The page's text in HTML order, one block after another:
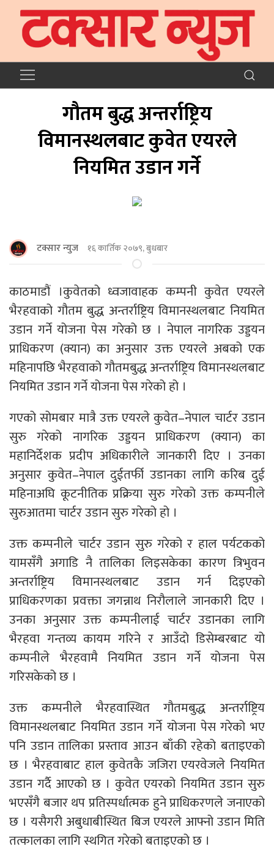
गौतम बुद्ध अन्तर्राष्ट्रिय
विमानस्थलबाट कुवेत एयरले
नियमित उडान गर्ने
टक्सार न्युज १६ कार्तिक २०७९, बुधबार
काठमाडौं ।कुवेतको ध्वजावाहक कम्पनी कुवेत एयरले
भैरहवाको गौतम बुद्ध अन्तर्राष्ट्रिय विमानस्थलबाट नियमित
उडान गर्ने योजना पेस गरेको छ । नेपाल नागरिक उड्डयन
प्राधिकरण (क्यान) का अनुसार उक्त एयरले अबको एक
महिनापछि भैरहवाको गौतमबुद्ध अन्तर्राष्ट्रिय विमानस्थलबाट
नियमित उडान गर्ने योजना पेस गरेको हो ।
गएको सोमबार मात्रै उक्त एयरले कुवेत–नेपाल चार्टर उडान
सुरु गरेको नागरिक उड्डयन प्राधिकरण (क्यान) का
महानिर्देशक प्रदीप अधिकारीले जानकारी दिए । उनका
अनुसार कुवेत–नेपाल दुईतर्फी उडानका लागि करिब दुई
महिनाअघि कूटनीतिक प्रक्रिया सुरु गरेको उक्त कम्पनीले
सुरुआतमा चार्टर उडान सुरु गरेको हो ।
उक्त कम्पनीले चार्टर उडान सुरु गरेको र हाल पर्यटकको
यामसँगै अगाडि नै तालिका लिइसकेका कारण त्रिभुवन
अन्तर्राष्ट्रिय विमानस्थलबाट उडान गर्न दिइएको
प्राधिकरणका प्रवक्ता जगन्नाथ निरौलाले जानकारी दिए ।
उनका अनुसार उक्त कम्पनीलाई चार्टर उडानका लागि
भैरहवा गन्तव्य कायम गरिने र आउँदो डिसेम्बरबाट यो
कम्पनीले भैरहवामै नियमित उडान गर्ने योजना पेस
गरिसकेको छ ।
उक्त कम्पनीले भैरहवास्थित गौतमबुद्ध अन्तर्राष्ट्रिय
विमानस्थलबाट नियमित उडान गर्ने योजना पेस गरेको भए
पनि उडान तालिका प्रस्ताव आउन बाँकी रहेको बताइएको
छ । भैरहवाबाट हाल कुवेतकै जजिरा एयरवेजले नियमित
उडान गर्दै आएको छ । कुवेत एयरको नियमित उडान सुरु
भएसँगै बजार थप प्रतिस्पर्धात्मक हुने प्राधिकरणले जनाएको
छ । यसैगरी अबुधाबीस्थित बिज एयरले आफ्नो उडान मिति
तत्कालका लागि स्थगित गरेको बताइएको छ ।